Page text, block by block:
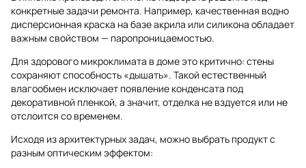
конкретные задачи ремонта. Например, качественная водно
дисперсионная краска на базе акрила или силикона обладает
важным свойством — паропроницаемостью.
Для здорового микроклимата в доме это критично: стены
сохраняют способность «дышать». Такой естественный
влагообмен исключает появление конденсата под
декоративной пленкой, а значит, отделка не вздуется или не
отслоится со временем.
Исходя из архитектурных задач, можно выбрать продукт с
разным оптическим эффектом: